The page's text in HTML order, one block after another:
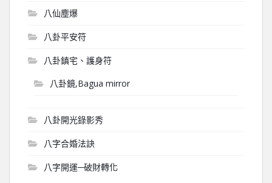
八仙塵爆
八卦平安符
八卦鎮宅、護身符
八卦鏡,Bagua mirror
八卦開光錄影秀
八字合婚法訣
八字開運─破財轉化